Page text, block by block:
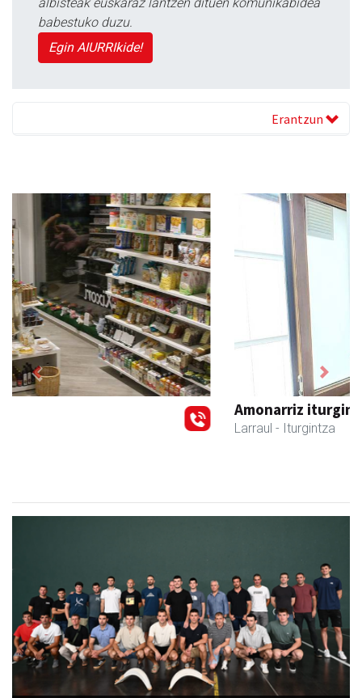
albisteak euskaraz lantzen dituen komunikabidea
babestuko duzu.
Egin AIURRIkide!
Erantzun
Amonarriz iturgintza S. L.
Previous Next